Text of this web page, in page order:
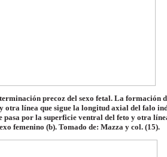
precoz del sexo fetal. La formación
otra línea que sigue la longitud axial del falo
pasa por la superficie ventral del feto y otra
femenino (b). Tomado de: Mazza y col. (15).